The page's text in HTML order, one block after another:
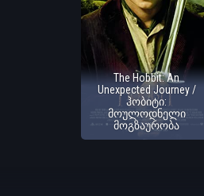
The Hobbit: An
Unexpected Journey /
ჰობიტი:
მოულოდნელი
მოგზაურობა